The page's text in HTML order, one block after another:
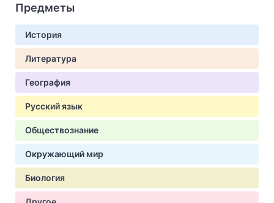
Предметы
История
Литература
География
Русский язык
Обществознание
Окружающий мир
Биология